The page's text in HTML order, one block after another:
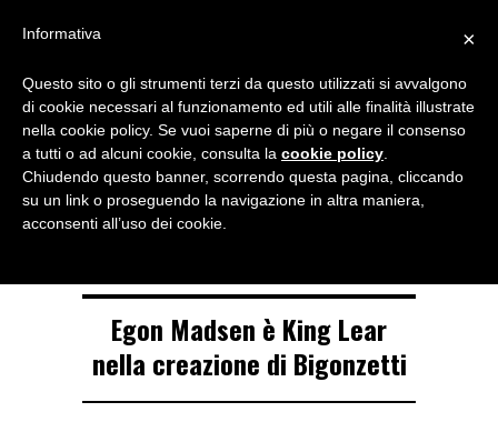
NOTIZIE DI DANZA IN ITALIA E ALL’ESTERO, PER DANZATORI,
TAG ARCHIVE
Egon Madsen
Egon Madsen è King Lear
nella creazione di Bigonzetti
×
Informativa
Questo sito o gli strumenti terzi da questo utilizzati si avvalgono
di cookie necessari al funzionamento ed utili alle finalità illustrate
nella cookie policy. Se vuoi saperne di più o negare il consenso
a tutti o ad alcuni cookie, consulta la cookie policy
Chiudendo questo banner, scorrendo questa pagina, cliccando
su un link o proseguendo la navigazione in altra maniera,
acconsenti all’uso dei cookie.